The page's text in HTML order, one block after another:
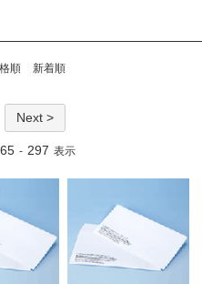
順 新着順
Next >
- 297 表示